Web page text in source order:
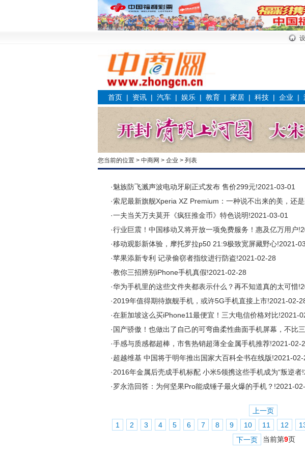
首页 | 资讯 | 汽车 | 娱乐 | 教育 | 家居 | 科技 | 企业 |
您当前的位置 > 中商网 > 企业 > 列表
·魅族防飞溅声波电动牙刷正式发布 售价299元!2021-03-01
·索尼最新旗舰Xperia XZ Premium：一种说不出来的美，还
·一夫当关万夫莫开《疯狂推金币》特色说明!2021-03-01
·行业巨震！中国移动又将开放一项免费服务！惠及亿万用户!
·移动观影新体验，摩托罗拉p50 21:9极致宽屏藏野心!2021-
·苹果添新专利 记录偷窃者指纹进行防盗!2021-02-28
·教你三招辨别iPhone手机真假!2021-02-28
·华为手机里的这些文件夹都表示什么？再不知道真的太可惜!
·2019年值得期待旗舰手机，或许5G手机直接上市!2021-02-
·在新加坡这么买iPhone11最便宜！三大电信价格对比!2021-
· 国产骄傲！也做出了自己的可弯曲柔性曲面手机屏幕，不比
·手感与质感都超棒，市售热销超薄全金属手机推荐!2021-02-
·超越维基 中国将于明年推出国家大百科全书在线版!2021-02-
·2016年金属后壳成手机标配 小米5领携这些手机成为“叛逆者!
·罗永浩回答：为何坚果Pro能成锤子最火爆的手机？!2021-
上一页
1
2 3 4 5 6 7 8 9 10 11 12
下一页
当前第9页